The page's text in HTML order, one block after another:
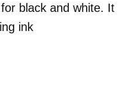
black and white. It
ink